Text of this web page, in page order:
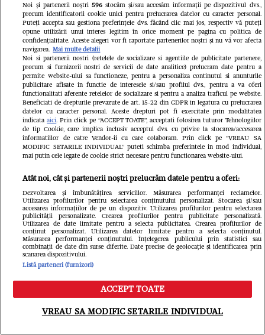
Judecătoarea Ionela Tudor, care a
spus „M-a sunat Lia”, se întoarce în
magistratură la 5 luni după
pensionare. Ce va face
Meniu Caută
Noi și partenerii noștri 596stocăm și/sau accesăm informații pe dispozitivul dvs.,
precum identificatorii cookie unici pentru prelucrarea datelor cu caracter personal.
Puteți accepta sau gestiona preferințele dvs. făcând clic mai jos, respectiv vă puteți
opune utilizării unui interes legitim în orice moment pe pagina cu politica de
confidențialitate. Aceste alegeri vor fi raportate partenerilor noștri și nu vă vor afecta
navigarea. Mai multe detalii
Noi si partenerii nostri (retelele de socializare si agentiile de publicitate partenere,
precum si furnizorii nostri de servicii de date analitice) prelucram date pentru a
permite website-ului sa functioneze, pentru a personaliza continutul si anunturile
publicitare afisate in functie de interesele si/sau profilul dvs., pentru a va oferi
functionalitati aferente retelelor de socializare si pentru a analiza traficul pe website.
Beneficiati de drepturile prevazute de art. 15-22 din GDPR in legatura cu prelucrarea
datelor cu caracter personal. Aceste drepturi pot fi exercitate prin modalitatea
indicataaici. Prin click pe “ACCEPT TOATE”, acceptati folosirea tuturor Tehnologiilor
de tip Cookie, care implica inclusiv acceptul dvs. cu privire la stocarea/accesarea
informatiilor de catre Vendor-ii cu care colaboram. Prin click pe “VREAU SA
MODIFIC SETARILE INDIVIDUAL” puteti schimba preferintele in mod individual,
mai putin cele legate de cookie strict necesare pentru functionarea website-ului.
Atât noi, cât și partenerii noștri prelucrăm datele pentru a oferi:
Dezvoltarea și îmbunătățirea serviciilor. Măsurarea performanței reclamelor.
Utilizarea profilurilor pentru selectarea conținutului personalizat. Stocarea și/sau
accesarea informațiilor de pe un dispozitiv. Utilizarea profilurilor pentru selectarea
publicității personalizate. Crearea profilurilor pentru publicitate personalizată.
Utilizarea de date limitate pentru a selecta publicitatea. Crearea profilurilor de
conținut personalizat. Utilizarea datelor limitate pentru a selecta conținutul.
Măsurarea performanței conținutului. Înțelegerea publicului prin statistici sau
combinații de date din surse diferite. Date precise de geolocație și identificarea prin
scanarea dispozitivului.
Listă parteneri (furnizori)
ACCEPT TOATE
VREAU SA MODIFIC SETARILE INDIVIDUAL